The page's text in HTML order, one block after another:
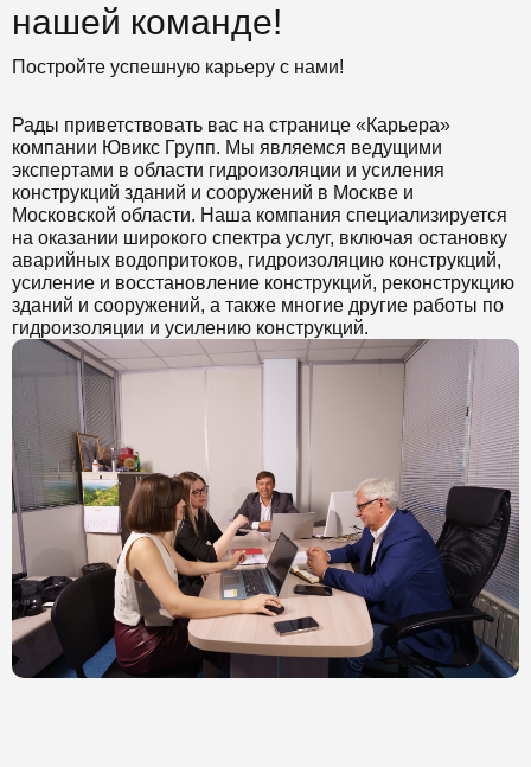
нашей команде!
Постройте успешную карьеру с нами!
Рады приветствовать вас на странице «Карьера»
компании Ювикс Групп. Мы являемся ведущими
экспертами в области гидроизоляции и усиления
конструкций зданий и сооружений в Москве и
Московской области. Наша компания специализируется
на оказании широкого спектра услуг, включая остановку
аварийных водопритоков, гидроизоляцию конструкций,
усиление и восстановление конструкций, реконструкцию
зданий и сооружений, а также многие другие работы по
гидроизоляции и усилению конструкций.